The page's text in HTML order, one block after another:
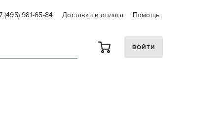
(495) 981-65-84 Доставка и оплата Помощь
ВОЙТИ